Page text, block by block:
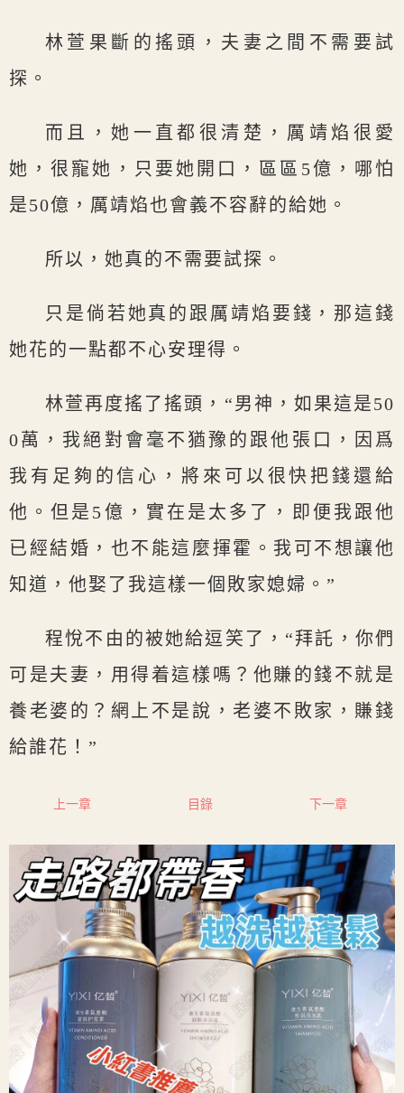
林萱果斷的搖頭，夫妻之間不需要試
探。
而且，她一直都很清楚，厲靖焰很愛
她，很寵她，只要她開口，區區5億，哪怕
是50億，厲靖焰也會義不容辭的給她。
所以，她真的不需要試探。
只是倘若她真的跟厲靖焰要錢，那這錢
她花的一點都不心安理得。
林萱再度搖了搖頭，“男神，如果這是50
0萬，我絕對會毫不猶豫的跟他張口，因爲
我有足夠的信心，將來可以很快把錢還給
他。但是5億，實在是太多了，即便我跟他
已經結婚，也不能這麼揮霍。我可不想讓他
知道，他娶了我這樣一個敗家媳婦。”
程悅不由的被她給逗笑了，“拜託，你們
可是夫妻，用得着這樣嗎？他賺的錢不就是
養老婆的？網上不是說，老婆不敗家，賺錢
給誰花！”
上一章 目錄 下一章